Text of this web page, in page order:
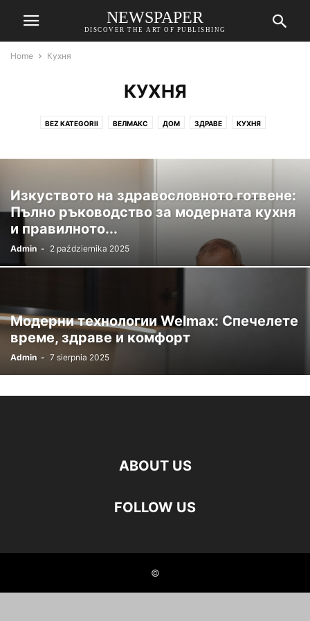
NEWSPAPER
DISCOVER THE ART OF PUBLISHING
Home Кухня
КУХНЯ
BEZ KATEGORII ВЕЛМАКС ДОМ ЗДРАВЕ КУХНЯ
Изкуството на здравословното готвене:
Пълно ръководство за модерната кухня
и правилното...
Admin - 2 października 2025
Модерни технологии Welmax: Спечелете
време, здраве и комфорт
Admin - 7 sierpnia 2025
ABOUT US
FOLLOW US
©